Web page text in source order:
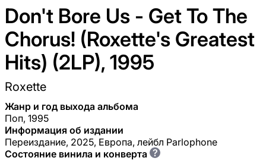
Don't Bore Us - Get To The
Chorus! (Roxette's Greatest
Hits) (2LP), 1995
Roxette
Жанр и год выхода альбома
Поп, 1995
Информация об издании
Переиздание, 2025, Европа, лейбл Parlophone
Состояние винила и конверта ?